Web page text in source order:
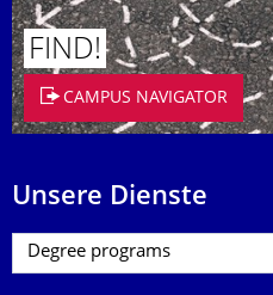
FIND!
CAMPUS NAVIGATOR
Unsere Dienste